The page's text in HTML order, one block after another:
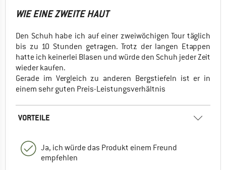
WIE EINE ZWEITE HAUT
Den Schuh habe ich auf einer zweiwöchigen Tour täglich
bis zu 10 Stunden getragen. Trotz der langen Etappen
hatte ich keinerlei Blasen und würde den Schuh jeder Zeit
wieder kaufen.
Gerade im Vergleich zu anderen Bergstiefeln ist er in
einem sehr guten Preis-Leistungsverhältnis
VORTEILE
Ja, ich würde das Produkt einem Freund
empfehlen